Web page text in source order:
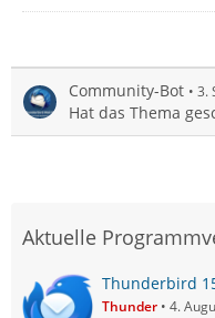
Community-Bot 3.
Hat das Thema
Aktuelle
Thunderbird
Thunder 4.